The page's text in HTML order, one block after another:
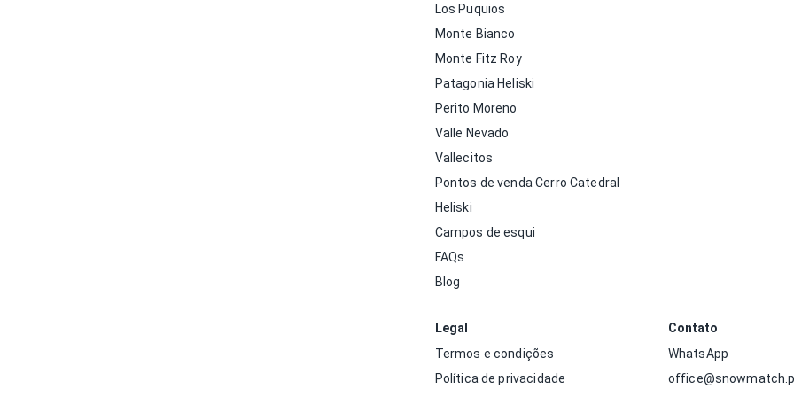
Los Puquios
Monte Bianco
Monte Fitz Roy
Patagonia Heliski
Perito Moreno
Valle Nevado
Vallecitos
Pontos de venda Cerro Catedral
Heliski
Campos de esqui
FAQs
Blog
Legal
Termos e condições
Política de privacidade
Contato
WhatsApp